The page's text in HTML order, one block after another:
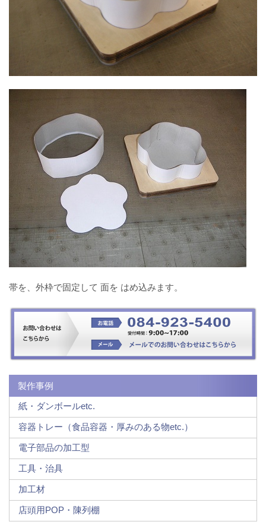
帯を、外枠で固定して 面を はめ込みます。
製作事例
紙・ダンボールetc.
容器トレー（食品容器・厚みのある物etc.）
電子部品の加工型
工具・治具
加工材
店頭用POP・陳列棚